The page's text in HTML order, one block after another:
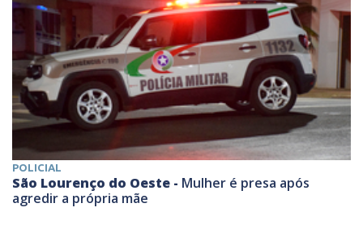
POLICIAL
São Lourenço do Oeste - Mulher é presa após
agredir a própria mãe